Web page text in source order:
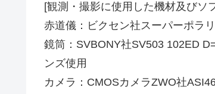
[観測・撮影に使用した機材及びソ
赤道儀：ビクセン社スーパーポラ
鏡筒：SVBONY社SV503 102ED
ンズ使用
カメラ：CMOSカメラZWO社